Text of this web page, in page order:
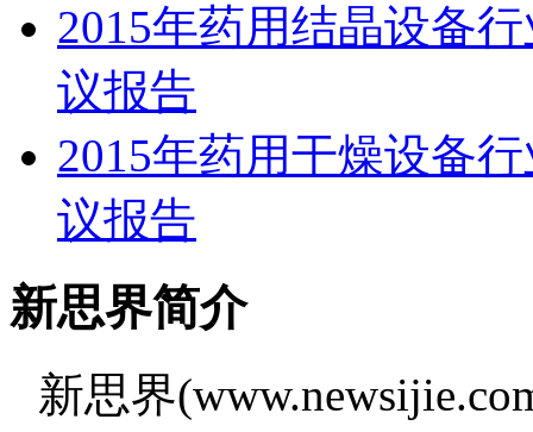
2015年药用结晶设备
议报告
2015年药用干燥设备
议报告
新思界简介
新思界